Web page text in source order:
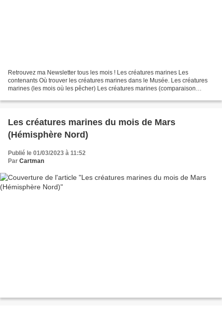
Retrouvez ma Newsletter tous les mois ! Les créatures marines Les
contenants Où trouver les créatures marines dans le Musée. Les créatures
marines (les mois où les pêcher) Les créatures marines (comparaison
Les créatures marines du mois de Mars
(Hémisphère Nord)
Publié le 01/03/2023 à 11:52
Par Cartman